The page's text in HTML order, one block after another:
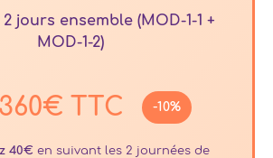
jours ensemble (MOD-1-1 +
MOD-1-2)
360€ TTC -10%
40€ en suivant les 2 journées de